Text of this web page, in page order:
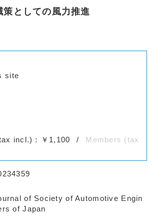
としての風力推進
site
incl.)：￥1,100
Members (tax
of Society of Automotive Engin
of Japan